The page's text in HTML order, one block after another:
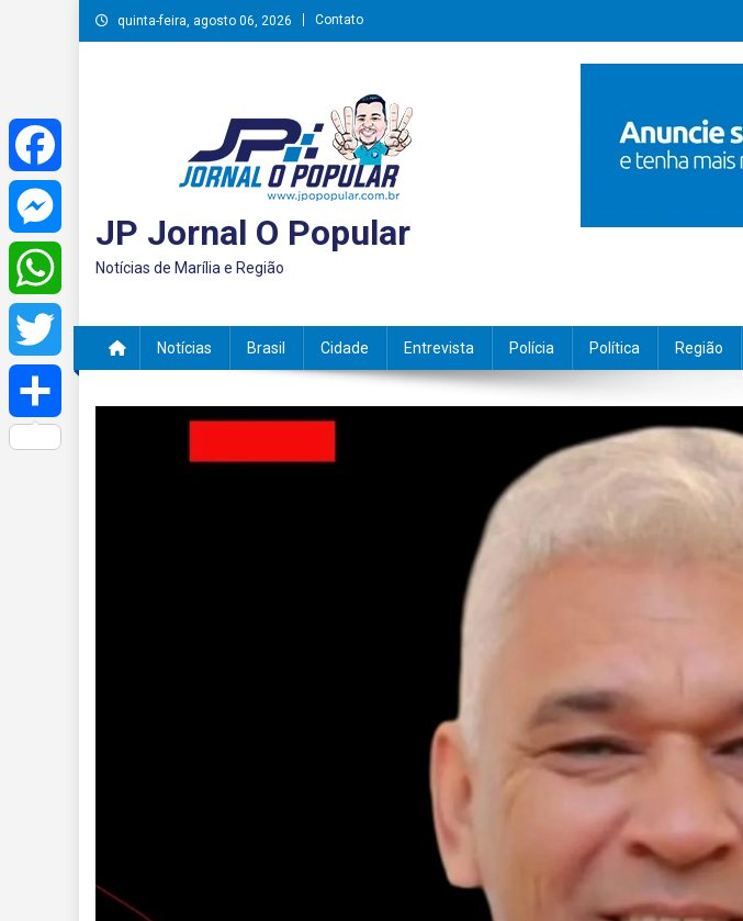
Skip
to
quinta-feira, agosto 06, 2026 Contato
JP Jornal O Popular
Notícias de Marília e Região
Notícias Brasil Cidade Entrevista Polícia Política Região
Facebook
Messenger
WhatsApp
Twitter
Share